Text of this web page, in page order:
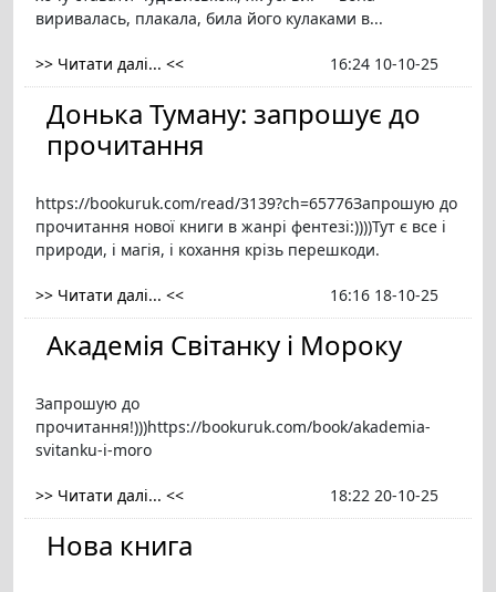
виривалась, плакала, била його кулаками в...
>> Читати далі... << 16:24 10-10-25
Донька Туману: запрошує до
прочитання
https://bookuruk.com/read/3139?ch=65776Запрошую до
прочитання нової книги в жанрі фентезі:))))Тут є все і
природи, і магія, і кохання крізь перешкоди.
>> Читати далі... << 16:16 18-10-25
Академія Світанку і Мороку
Запрошую до
прочитання!)))https://bookuruk.com/book/akademia-
svitanku-i-moro
>> Читати далі... << 18:22 20-10-25
Нова книга